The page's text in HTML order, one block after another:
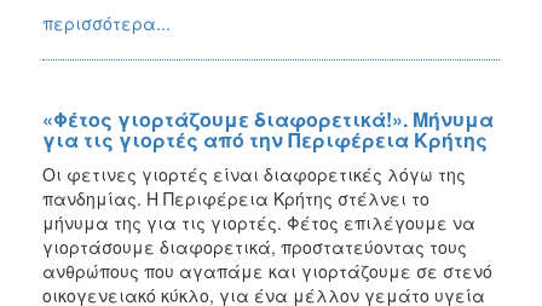
περισσότερα...
«Φέτος γιορτάζουμε διαφορετικά!». Μήνυμα
για τις γιορτές από την Περιφέρεια Κρήτης
Οι φετινες γιορτές είναι διαφορετικές λόγω της
πανδημίας. H Περιφέρεια Κρήτης στέλνει το
μήνυμα της για τις γιορτές. Φέτος επιλέγουμε να
γιορτάσουμε διαφορετικά, προστατεύοντας τους
ανθρώπους που αγαπάμε και γιορτάζουμε σε στενό
οικογενειακό κύκλο, για ένα μέλλον γεμάτο υγεία